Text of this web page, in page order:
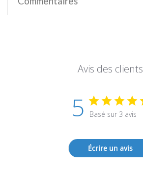
Avis des clients
5 Basé sur 3 avis
Écrire un avis